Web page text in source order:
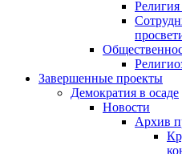
Завершенные проекты
Демократия в осаде
Новости
Архив